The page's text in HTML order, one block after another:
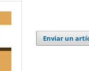
Enviar un